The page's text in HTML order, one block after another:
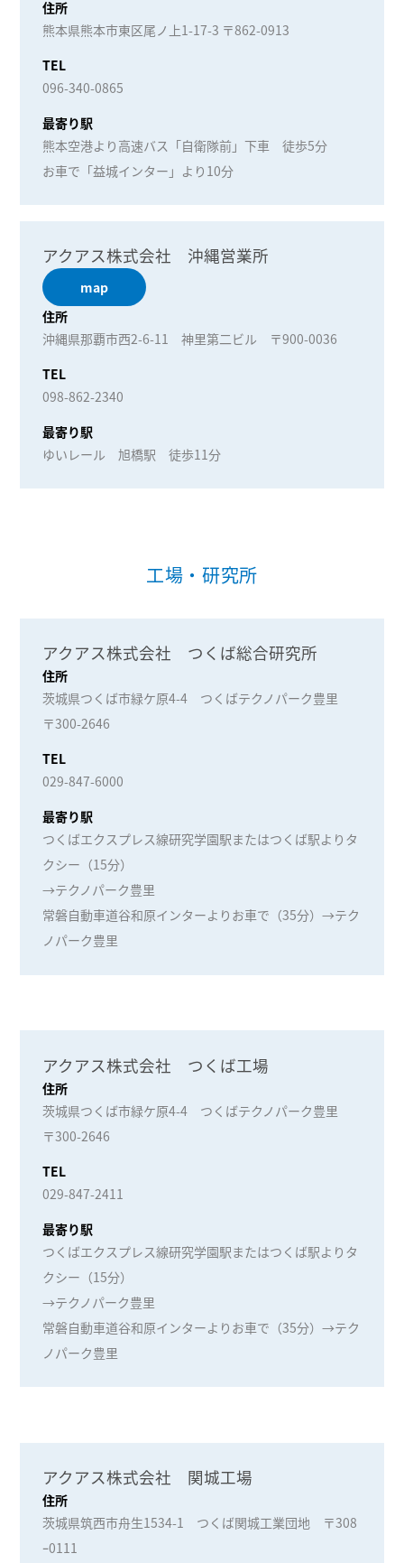
住所
熊本県熊本市東区尾ノ上1-17-3 〒862-0913
TEL
096-340-0865
最寄り駅
熊本空港より高速バス「自衛隊前」下車 徒歩5分
お車で「益城インター」より10分
アクアス株式会社 沖縄営業所
map
住所
沖縄県那覇市西2-6-11 神里第二ビル 〒900-0036
TEL
098-862-2340
最寄り駅
ゆいレール 旭橋駅 徒歩11分
工場・研究所
アクアス株式会社 つくば総合研究所
住所
茨城県つくば市緑ケ原4-4 つくばテクノパーク豊里
〒300-2646
TEL
029-847-6000
最寄り駅
つくばエクスプレス線研究学園駅またはつくば駅よりタ
クシー（15分）
→テクノパーク豊里
常磐自動車道谷和原インターよりお車で（35分）→テク
ノパーク豊里
アクアス株式会社 つくば工場
住所
茨城県つくば市緑ケ原4-4 つくばテクノパーク豊里
〒300-2646
TEL
029-847-2411
最寄り駅
つくばエクスプレス線研究学園駅またはつくば駅よりタ
クシー（15分）
→テクノパーク豊里
常磐自動車道谷和原インターよりお車で（35分）→テク
ノパーク豊里
アクアス株式会社 関城工場
住所
茨城県筑西市舟生1534-1 つくば関城工業団地 〒308
ｰ0111